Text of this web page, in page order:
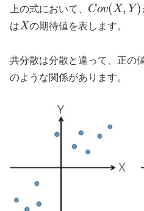
上の式において、 Cov(X, Y)
はX の期待値を表します。
共分散は分散と違って、正の
のような関係があります。